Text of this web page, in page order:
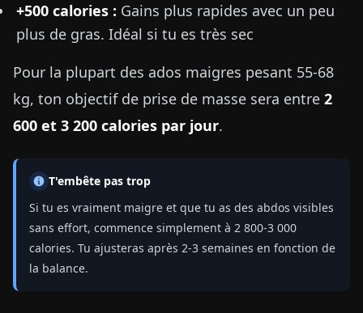
+500 calories : Gains plus rapides avec un peu
plus de gras. Idéal si tu es très sec
Pour la plupart des ados maigres pesant 55-68
kg, ton objectif de prise de masse sera entre 2
600 et 3 200 calories par jour.
T'embête pas trop
Si tu es vraiment maigre et que tu as des abdos visibles
sans effort, commence simplement à 2 800-3 000
calories. Tu ajusteras après 2-3 semaines en fonction de
la balance.